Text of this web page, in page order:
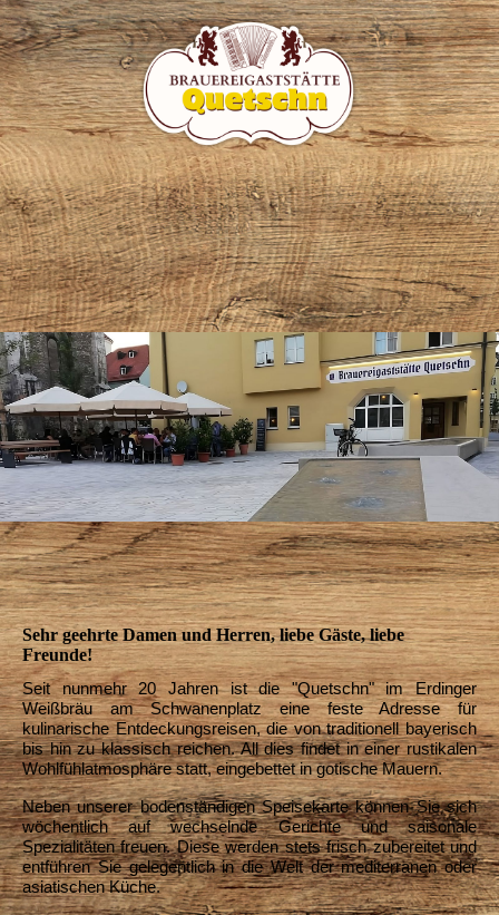
Sehr geehrte Damen und Herren, liebe Gäste, liebe
Freunde!
Seit nunmehr 20 Jahren ist die "Quetschn" im Erdinger
Weißbräu am Schwanenplatz eine feste Adresse für
kulinarische Entdeckungsreisen, die von traditionell bayerisch
bis hin zu klassisch reichen. All dies findet in einer rustikalen
Wohlfühlatmosphäre statt, eingebettet in gotische Mauern.
Neben unserer bodenständigen Speisekarte können Sie sich
wöchentlich auf wechselnde Gerichte und saisonale
Spezialitäten freuen. Diese werden stets frisch zubereitet und
entführen Sie gelegentlich in die Welt der mediterranen oder
asiatischen Küche.